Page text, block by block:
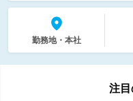
勤務地・本社
注目